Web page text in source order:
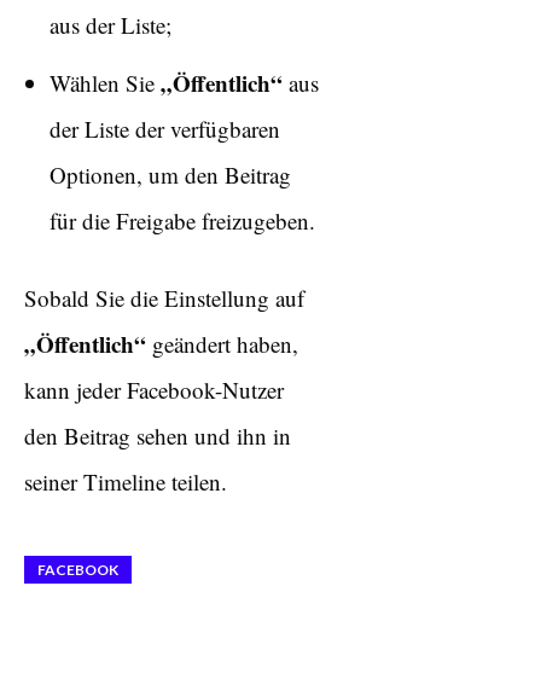
aus der Liste;
Wählen Sie „Öffentlich“ aus
der Liste der verfügbaren
Optionen, um den Beitrag
für die Freigabe freizugeben.
Sobald Sie die Einstellung auf
„Öffentlich“ geändert haben,
kann jeder Facebook-Nutzer
den Beitrag sehen und ihn in
seiner Timeline teilen.
FACEBOOK